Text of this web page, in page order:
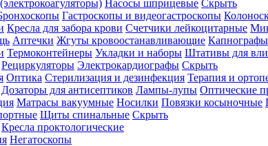
Насосы шприцевые Скрыть
Гастроскопы и видеогастроскопы
Кресла для забора крови Счетчики лейкоцитарные
Аптечки Жгуты кровоостанавливающие Капнографы
Термоконтейнеры Укладки и наборы Штативы для
Рециркуляторы Электрокардиографы Скрыть
Оптика Стерилизация и дезинфекция Терапия и
Дозаторы для антисептиков Лампы-лупы Оптические
Матрасы вакуумные Носилки Повязки косыночные
Щиты спинальные Скрыть
Кресла проктологические
Негатоскопы